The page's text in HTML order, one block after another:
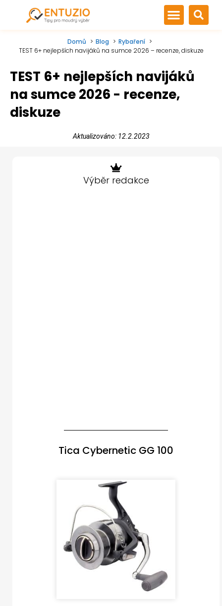
Domů Blog
Rybaření
TEST 6+ nejlepších navijáků na sumce 2026 – recenze, diskuze
TEST 6+ nejlepších navijáků
na sumce 2026 - recenze,
diskuze
Aktualizováno: 12.2.2023
Výběr redakce
Tica Cybernetic GG 100